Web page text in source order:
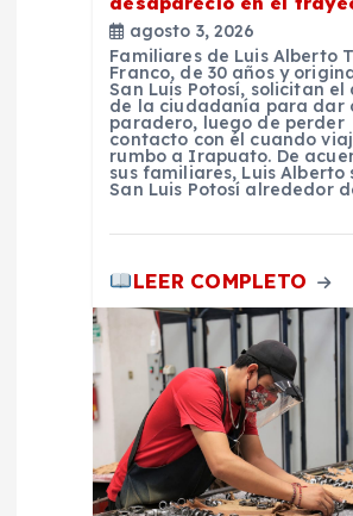
agosto 3, 2026
Familiares de Luis Alberto
Franco, de 30 años y
San Luis Potosí, solicitan el
de la ciudadanía para dar
paradero, luego de perder
contacto con él cuando
rumbo a Irapuato. De
sus familiares, Luis Alberto
San Luis Potosí alrededor
LEER COMPLETO